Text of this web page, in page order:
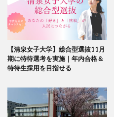
【清泉女子大学】総合型選抜11月
期に特待選考を実施｜年内合格＆
特待生採用を目指せる